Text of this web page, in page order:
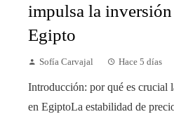
impulsa la
Egipto
Sofía Carvajal Hace 5 días
Introducción: por qué es crucial
en EgiptoLa estabilidad de